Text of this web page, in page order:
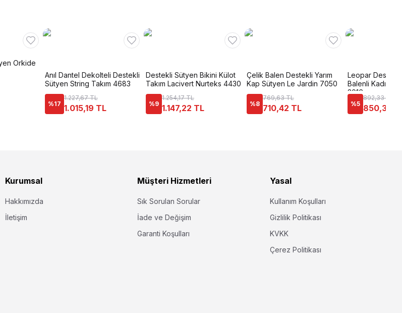
Orkide
Anıl Dantel Dekolteli Destekli
Sütyen String Takım 4683
%17
1.227,67 TL
1.015,19 TL
Destekli Sütyen Bikini Külot
Takım Lacivert Nurteks 4430
%9
1.254,17 TL
1.147,22 TL
Çelik Balen Destekli Yarım
Kap Sütyen Le Jardin 7050
%8
769,63 TL
710,42 TL
Leopar Desenli
Balenli Kadın
3016
%5
892,33 TL
850,34
Kurumsal
Hakkımızda
İletişim
Müşteri Hizmetleri
Sık Sorulan Sorular
İade ve Değişim
Garanti Koşulları
Yasal
Kullanım Koşulları
Gizlilik Politikası
KVKK
Çerez Politikası